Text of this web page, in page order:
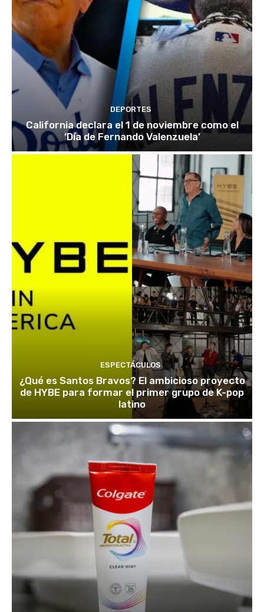
DEPORTES
California declara el 1 de noviembre como el
‘Día de Fernando Valenzuela’
ESPECTÁCULOS
¿Qué es Santos Bravos? El ambicioso proyecto
de HYBE para formar el primer grupo de K-pop
latino